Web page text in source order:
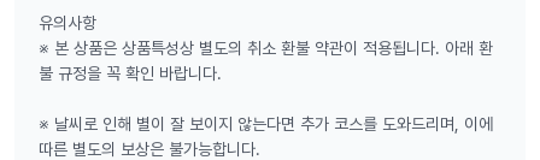
현대여행사를 통해, 남들은 따라갈 수 없는 퀄리티의 바이런베이 투어를
체험해볼 수 있습니다.
바이런베이에 대한 깊은 이해도를 바탕으로 한 노하우가 담긴 일정으로
차량은 모두, 호주 정부로부터 인증과 철저한 감사를 정기적으로 받는
안전하고 인증된 차량만 이용합니다!
유의사항
※ 본 상품은 상품특성상 별도의 취소 환불 약관이 적용됩니다. 아래 환
불 규정을 꼭 확인 바랍니다.
※ 날씨로 인해 별이 잘 보이지 않는다면 추가 코스를 도와드리며, 이에
따른 별도의 보상은 불가능합니다.